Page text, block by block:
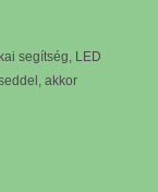
segítség, LED
akkor